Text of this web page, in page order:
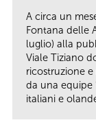
A circa un
Fontana delle
luglio) alla
Viale Tiziano
ricostruzione
da una equipe
italiani e